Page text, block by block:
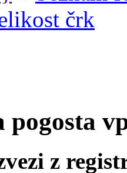
črk
pogosta
z